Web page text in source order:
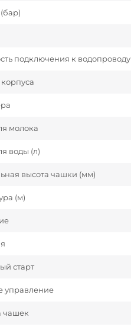
подключения к водопроводу
молока
воды (л)
высота чашки (мм)
(м)
старт
управление
чашек